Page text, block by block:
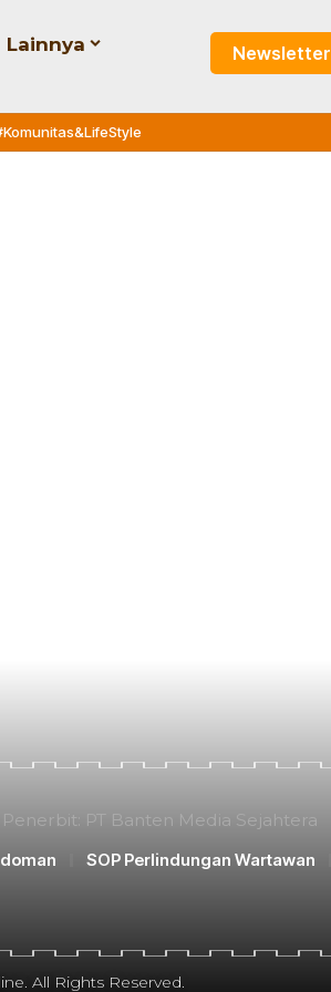
Lainnya Newsletter
Penerbit: PT Banten Media Sejahtera
SOP Perlindungan Wartawan
All Rights Reserved.